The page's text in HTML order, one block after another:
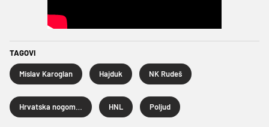
TAGOVI
Mislav Karoglan Hajduk NK Rudeš
HNL Poljud